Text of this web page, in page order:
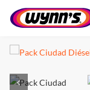
Profesionales
ES